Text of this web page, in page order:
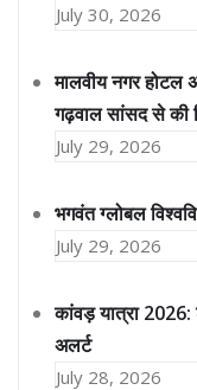
July 30, 2026
मालवीय नगर होटल
गढ़वाल सांसद से की
July 29, 2026
भगवंत ग्लोबल
July 29, 2026
कांवड़ यात्रा 2026:
अलर्ट
July 28, 2026